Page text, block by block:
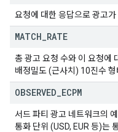
요청에 대한 응답으로 광고
MATCH RATE
총 광고 요청 수와 이 요청에
배정밀도 (근사치) 10진수 형
OBSERVED ECPM
서드 파티 광고 네트워크의
통화 단위 (USD, EUR 등)는